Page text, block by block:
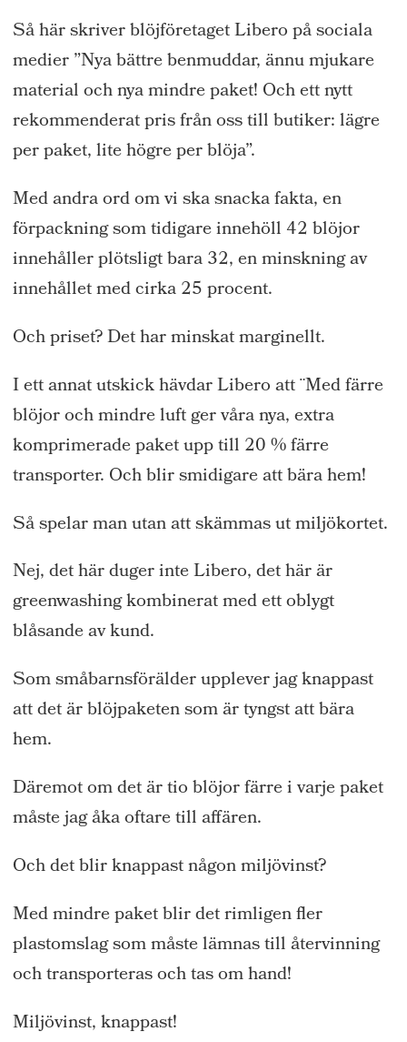
Så här skriver blöjföretaget Libero på sociala
medier ”Nya bättre benmuddar, ännu mjukare
material och nya mindre paket! Och ett nytt
rekommenderat pris från oss till butiker: lägre
per paket, lite högre per blöja”.
Med andra ord om vi ska snacka fakta, en
förpackning som tidigare innehöll 42 blöjor
innehåller plötsligt bara 32, en minskning av
innehållet med cirka 25 procent.
Och priset? Det har minskat marginellt.
I ett annat utskick hävdar Libero att ¨Med färre
blöjor och mindre luft ger våra nya, extra
komprimerade paket upp till 20 % färre
transporter. Och blir smidigare att bära hem!
Så spelar man utan att skämmas ut miljökortet.
Nej, det här duger inte Libero, det här är
greenwashing kombinerat med ett oblygt
blåsande av kund.
Som småbarnsförälder upplever jag knappast
att det är blöjpaketen som är tyngst att bära
hem.
Däremot om det är tio blöjor färre i varje paket
måste jag åka oftare till affären.
Och det blir knappast någon miljövinst?
Med mindre paket blir det rimligen fler
plastomslag som måste lämnas till återvinning
och transporteras och tas om hand!
Miljövinst, knappast!